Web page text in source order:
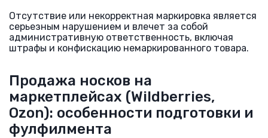
Отсутствие или некорректная маркировка является
серьезным нарушением и влечет за собой
административную ответственность, включая
штрафы и конфискацию немаркированного товара.
Продажа носков на
маркетплейсах (Wildberries,
Ozon): особенности подготовки и
фулфилмента